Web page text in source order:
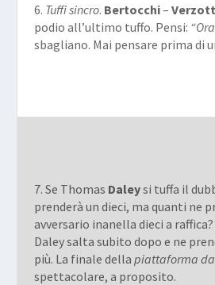
6. Tuffi sincro. Bertocchi–
podio all’ultimo tuffo. Pensi:
sbagliano. Mai pensare prima di
7. Se Thomas Daleysi tuffa il
prenderà un dieci, ma quanti ne
avversario inanella dieci a
Daley salta subito dopo e ne
più. La finale della piattaforma
spettacolare, a proposito.